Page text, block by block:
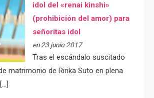
idol del «renai kinshi»
(prohibición del amor) para
señoritas idol
en 23 junio 2017
Tras el escándalo suscitado
matrimonio de Ririka Suto en plena